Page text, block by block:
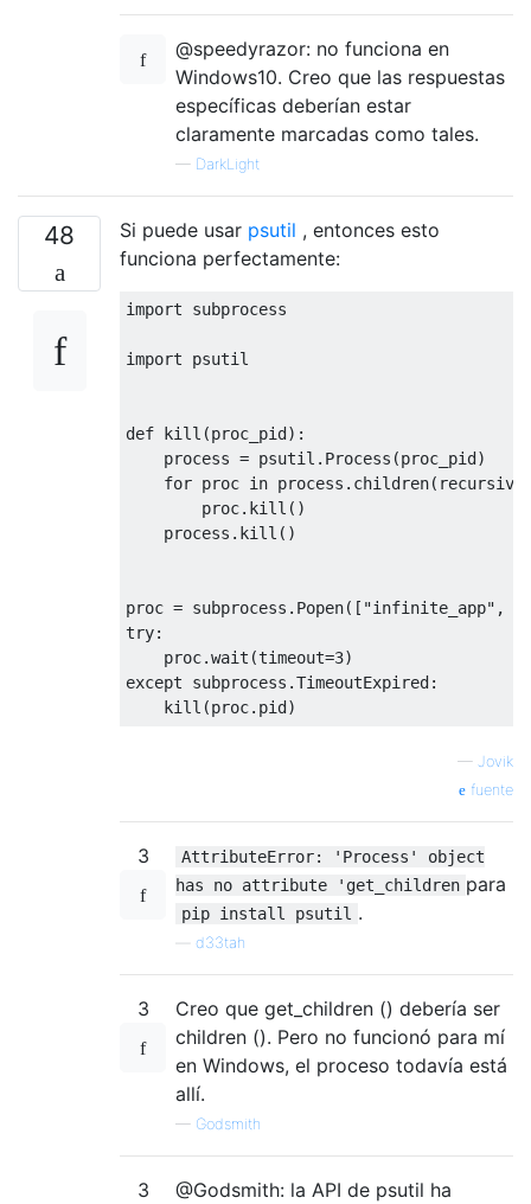
@speedyrazor: no funciona en
Windows10. Creo que las respuestas
específicas deberían estar
claramente marcadas como tales.
— DarkLight
48 Si puede usar psutil , entonces esto
funciona perfectamente:
import subprocess
import psutil
def kill (proc_pid):
    process
= psutil . Process (proc_pid)
for proc in process . children( recursive
        proc
. kill ()
    process
. kill ()
proc = subprocess . Popen([ "infinite_app" ,
try:
    proc
.wait (timeout=3)
except subprocess .TimeoutExpired:
    kill
(proc. pid)
— Jovik
fuente
3
AttributeError: 'Process' object
has no attribute 'get_children para
pip install psutil .
d33tah
3
Creo que get_children () debería ser
children (). Pero no funcionó para mí
en Windows, el proceso todavía está
allí.
— Godsmith
3
@Godsmith: la API de psutil ha